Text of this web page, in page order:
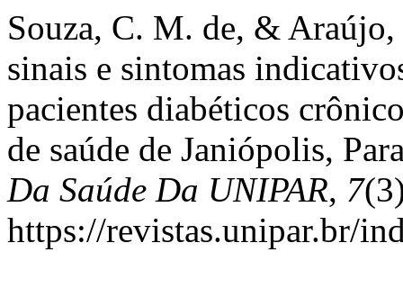
Souza, C. M. de, &
sinais e sintomas
pacientes diabéticos
de saúde de Janiópolis,
Da Saúde Da UNIPAR, 7
https://revistas.unipar.br/